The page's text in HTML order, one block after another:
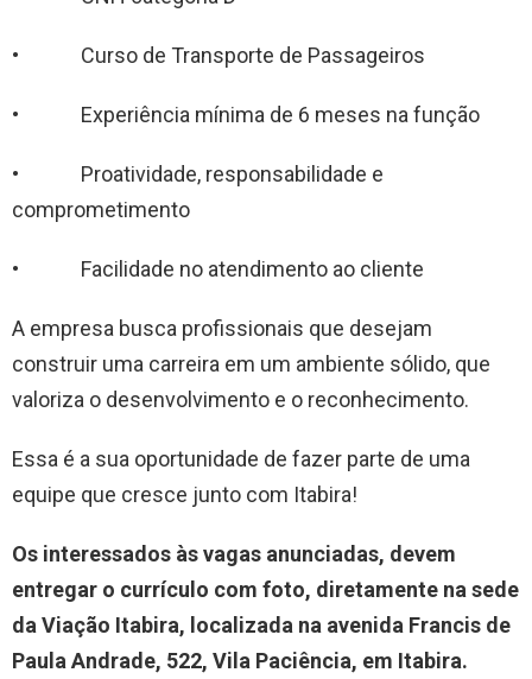
• Curso de Transporte de Passageiros
• Experiência mínima de 6 meses na função
• Proatividade, responsabilidade e
comprometimento
• Facilidade no atendimento ao cliente
A empresa busca profissionais que desejam
construir uma carreira em um ambiente sólido, que
valoriza o desenvolvimento e o reconhecimento.
Essa é a sua oportunidade de fazer parte de uma
equipe que cresce junto com Itabira!
Os interessados às vagas anunciadas, devem
entregar o currículo com foto, diretamente na sede
da Viação Itabira, localizada na avenida Francis de
Paula Andrade, 522, Vila Paciência, em Itabira.